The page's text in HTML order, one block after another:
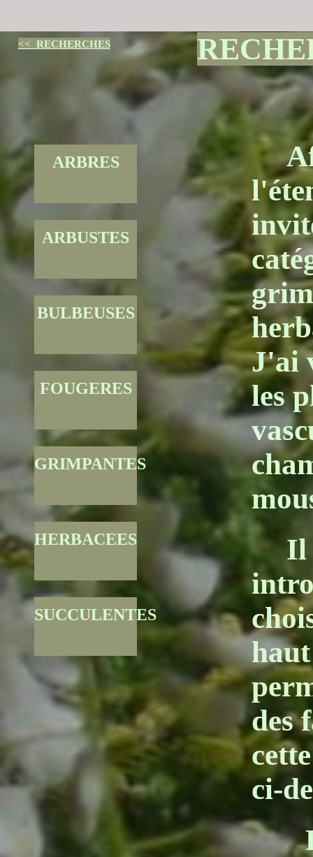
<< RECHERCHES
ARBRES
ARBUSTES
BULBEUSES
FOUGERES
GRIMPANTES
HERBACEES
SUCCULENTES
J'ai
les
Il
des
ci-